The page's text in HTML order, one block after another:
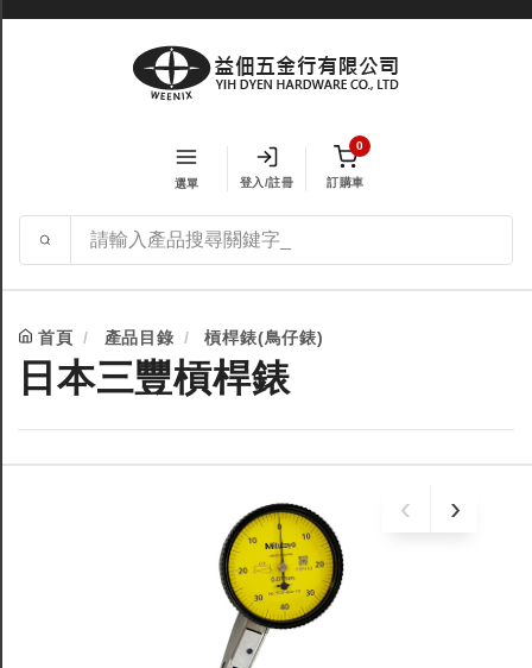
選單 登入/註冊
0
訂購車
首頁 產品目錄 槓桿錶(鳥仔錶)
日本三豐槓桿錶